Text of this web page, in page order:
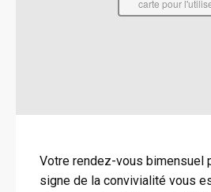
carte pour
Votre rendez-vous bimensuel
signe de la convivialité vous